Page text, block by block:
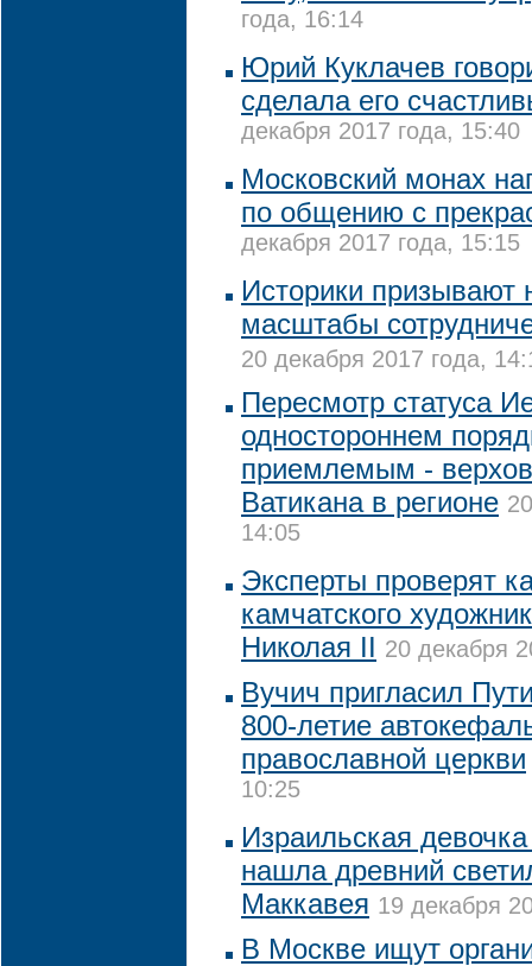
года, 16:14
Юрий Куклачев
сделала его
декабря 2017 года, 15:40
Московский монах
по общению с
декабря 2017 года, 15:15
Историки призывают
масштабы
20 декабря 2017 года,
Пересмотр статуса
одностороннем
приемлемым -
Ватикана в регионе
14:05
Эксперты проверят
камчатского
Николая II 20 декабря
Вучич пригласил
800-летие
православной церкви
10:25
Израильская
нашла древний
Маккавея 19 декабря
В Москве ищут